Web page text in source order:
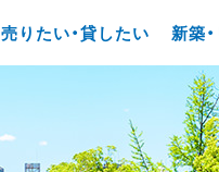
売りたい・貸したい 新築